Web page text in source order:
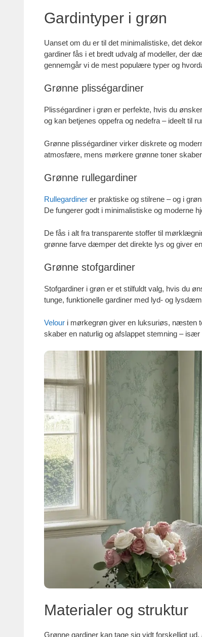
Gardintyper i grøn
Uanset om du er til det minimalistiske, det
gardiner fås i et bredt udvalg af modeller, der
gennemgår vi de mest populære typer og
Grønne plisségardiner
Plisségardiner i grøn er perfekte, hvis du
og kan betjenes oppefra og nedefra – ideelt til
Grønne plisségardiner virker diskrete og
atmosfære, mens mørkere grønne toner
Grønne rullegardiner
Rullegardiner er praktiske og stilrene – og i
De fungerer godt i minimalistiske og moderne
De fås i alt fra transparente stoffer til
grønne farve dæmper det direkte lys og giver
Grønne stofgardiner
Stofgardiner i grøn er et stilfuldt valg, hvis du
tunge, funktionelle gardiner med lyd- og
Velour i mørkegrøn giver en luksuriøs, næsten
skaber en naturlig og afslappet stemning –
Materialer og struktur
Grønne gardiner kan tage sig vidt forskelligt